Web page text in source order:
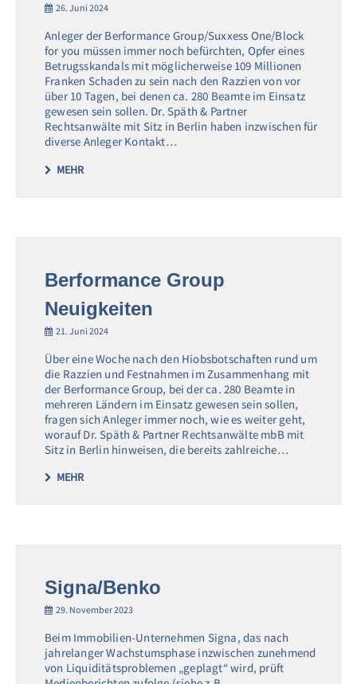
26. Juni 2024
Anleger der Berformance Group/Suxxess One/Block
for you müssen immer noch befürchten, Opfer eines
Betrugsskandals mit möglicherweise 109 Millionen
Franken Schaden zu sein nach den Razzien von vor
über 10 Tagen, bei denen ca. 280 Beamte im Einsatz
gewesen sein sollen. Dr. Späth & Partner
Rechtsanwälte mit Sitz in Berlin haben inzwischen für
diverse Anleger Kontakt…
MEHR
Berformance Group
Neuigkeiten
21. Juni 2024
Über eine Woche nach den Hiobsbotschaften rund um
die Razzien und Festnahmen im Zusammenhang mit
der Berformance Group, bei der ca. 280 Beamte in
mehreren Ländern im Einsatz gewesen sein sollen,
fragen sich Anleger immer noch, wie es weiter geht,
worauf Dr. Späth & Partner Rechtsanwälte mbB mit
Sitz in Berlin hinweisen, die bereits zahlreiche…
MEHR
Signa/Benko
29. November 2023
Beim Immobilien-Unternehmen Signa, das nach
jahrelanger Wachstumsphase inzwischen zunehmend
von Liquiditätsproblemen „geplagt“ wird, prüft